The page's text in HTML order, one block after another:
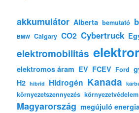
akkumulátor Alberta bemutató
BMW Calgary CO2 Cybertruck
elektromobilitás
elektromos áram EV FCEV Ford
H2 hibrid Hidrogén Kanada
környezetszennyezés környezetvédelem
Magyarország megújuló energia